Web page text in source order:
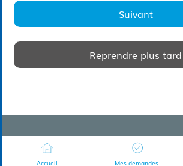
Accueil Mes demandes
Suivant
Reprendre plus tard